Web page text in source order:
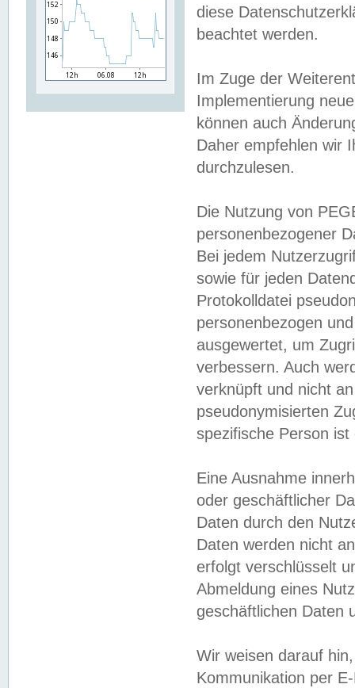
diese
beachtet werden.
Im Zuge der
Implementierung
können auch
Daher empfehlen wir
durchzulesen.
Die Nutzung von
personenbezogener
Bei jedem
sowie für jeden
Protokolldatei
personenbezogen
ausgewertet, um
verbessern. Auch
verknüpft und nicht
pseudonymisierten
spezifische Person
Eine Ausnahme
oder geschäftlicher
Daten durch den
Daten werden nicht
erfolgt verschlüsselt
Abmeldung eines
geschäftlichen Daten
Wir weisen darauf
Kommunikation per